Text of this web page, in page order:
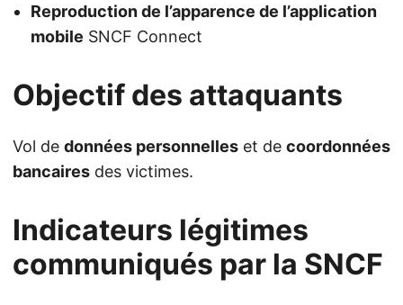
Reproduction de l’apparence de l’application
mobile SNCF Connect
Objectif des attaquants
Vol de données personnelles et de coordonnées
bancaires des victimes.
Indicateurs légitimes
communiqués par la SNCF